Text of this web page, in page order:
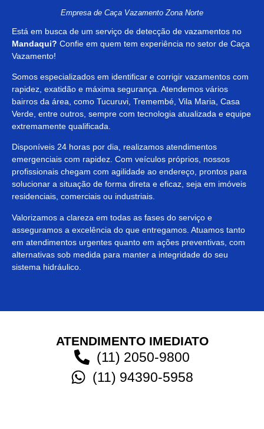
Empresa de Caça Vazamento Zona Norte
Está em busca de um serviço de detecção de vazamentos no
Mandaqui? Confie em quem tem experiência no setor de Caça
Vazamento!
Somos especializados em identificar e corrigir vazamentos com
rapidez, exatidão e máxima segurança. Atendemos vários
bairros da área, como Tucuruvi, Tremembé, Vila Maria, Casa
Verde, entre outros, sempre com tecnologia atualizada e equipe
extremamente qualificada.
Disponíveis 24 horas por dia, realizamos atendimentos
emergenciais com rapidez. Com veículos próprios, nossos
profissionais chegam com agilidade ao endereço, prontos para
solucionar a situação de forma direta e eficaz, seja em imóveis
residenciais, comerciais ou industriais.
Valorizamos a clareza em todas as fases do serviço e
asseguramos a excelência do que entregamos. Atuamos tanto
em atendimentos urgentes quanto em ações preventivas, com
alternativas sob medida para manter a integridade do seu
sistema hidráulico.
ATENDIMENTO IMEDIATO
(11) 2050-9800
(11) 94390-5958